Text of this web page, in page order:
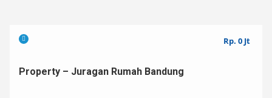
Rp. 0 Jt
Property – Juragan Rumah Bandung